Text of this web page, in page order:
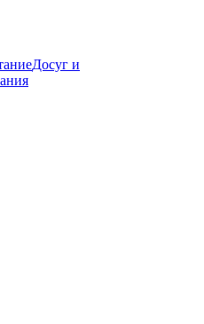
Досуг и